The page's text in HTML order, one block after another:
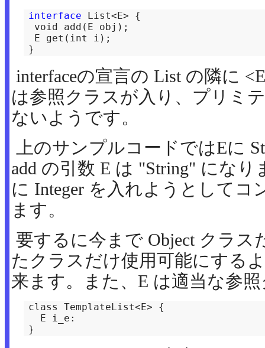
interface List<E> {
void add(E obj);
E get(int i);
}
interfaceの宣言の List の隣に
は参照クラスが入り、プリミ
ないようです。
上のサンプルコードではEに
add の引数 E は "String" にな
に Integer を入れようとして
ます。
要するに今まで Object クラ
たクラスだけ使用可能にする
来ます。また、E は適当な参
class TemplateList<E> {
  E i_e:
}